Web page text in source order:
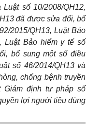
Luật số 10/2008/QH12,
đã được sửa đổi, bổ
92/2015/QH13, Luật Bảo
Luật Bảo hiểm y tế số
ổi, bổ sung một số điều
số 46/2014/QH13 và
chống bệnh truyền
Giám định tư pháp số
lợi người tiêu dùng